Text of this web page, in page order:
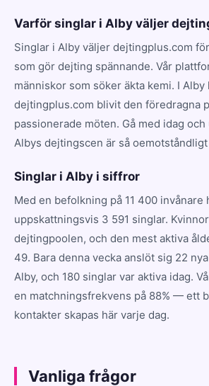
Varför singlar i Alby väljer
Singlar i Alby väljer dejtingplus.com
som gör dejting spännande. Vår
människor som söker äkta kemi. I Alby
dejtingplus.com blivit den föredragna
passionerade möten. Gå med idag
Albys dejtingscen är så
Singlar i Alby i siffror
Med en befolkning på 11 400 invånare
uppskattningsvis 3 591 singlar.
dejtingpoolen, och den mest aktiva
49. Bara denna vecka anslöt sig 22
Alby, och 180 singlar var aktiva idag.
en matchningsfrekvens på 88% — ett
kontakter skapas här varje dag.
Vanliga frågor